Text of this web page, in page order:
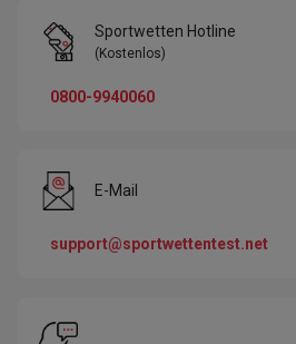
Sportwetten Hotline
(Kostenlos)
0800-9940060
E-Mail
support@sportwettentest.net